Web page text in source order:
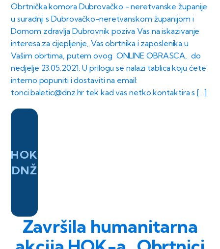
Obrtnička komora Dubrovačko - neretvanske županije
u suradnji s Dubrovačko-neretvanskom županijom i
Domom zdravlja Dubrovnik poziva Vas na iskazivanje
interesa za cijepljenje, Vas obrtnika i zaposlenika u
Vašim obrtima, putem ovog ONLINE OBRASCA, do
nedjelje 23.05.2021. U prilogu se nalazi tablica koju ćete
interno popuniti i dostaviti na email:
tonci.baletic@dnz.hr tek kad vas netko kontaktira s […]
HOK
DNŽ
Završila humanitarna